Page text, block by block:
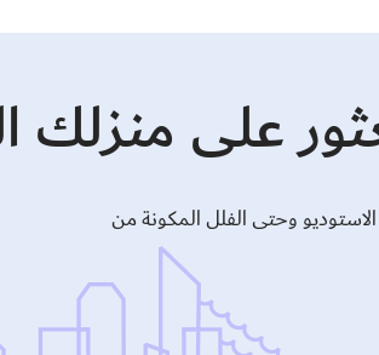
على منزلك
وحتى الفلل المكونة من